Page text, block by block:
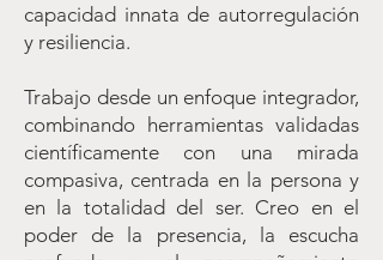
capacidad innata de autorregulación
y resiliencia.
Trabajo desde un enfoque integrador,
combinando herramientas validadas
científicamente con una mirada
compasiva, centrada en la persona y
en la totalidad del ser. Creo en el
poder de la presencia, la escucha